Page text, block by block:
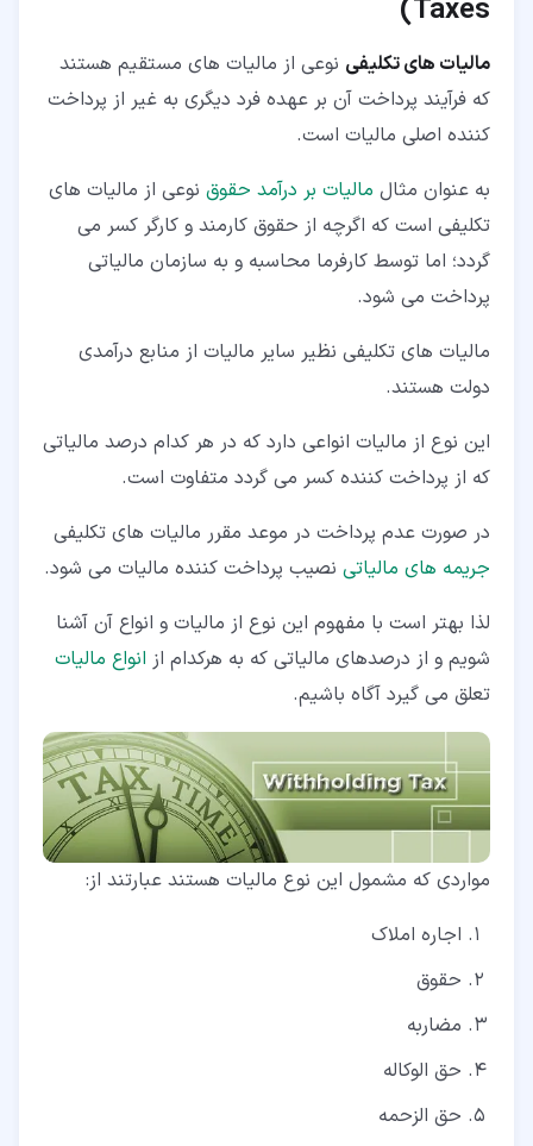
Taxes
)
مالیات های تکلیفی نوعی از مالیات های مستقیم هستند
که فرآیند پرداخت آن بر عهده فرد دیگری به غیر از پرداخت
کننده اصلی مالیات است.
به عنوان مثال مالیات بر درآمد حقوق نوعی از مالیات های
تکلیفی است که اگرچه از حقوق کارمند و کارگر کسر می
گردد؛ اما توسط کارفرما محاسبه و به سازمان مالیاتی
پرداخت می شود.
مالیات های تکلیفی نظیر سایر مالیات از منابع درآمدی
دولت هستند.
این نوع از مالیات انواعی دارد که در هر کدام درصد مالیاتی
که از پرداخت کننده کسر می گردد متفاوت است.
در صورت عدم پرداخت در موعد مقرر مالیات های تکلیفی
جریمه های مالیاتی نصیب پرداخت کننده مالیات می شود.
لذا بهتر است با مفهوم این نوع از مالیات و انواع آن آشنا
شویم و از درصدهای مالیاتی که به هرکدام از انواع مالیات
تعلق می گیرد آگاه باشیم.
مواردی که مشمول این نوع مالیات هستند عبارتند از:
اجاره املاک
حقوق
مضاربه
حق الوکاله
حق الزحمه